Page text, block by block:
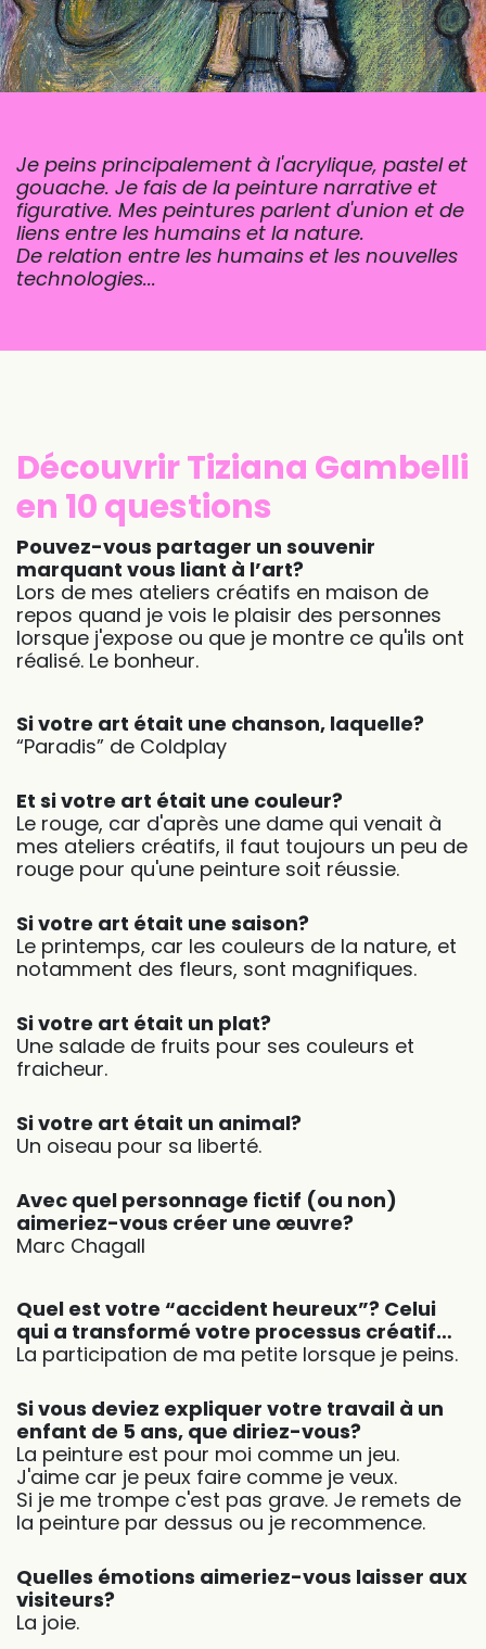
Je peins principalement à l'acrylique, pastel et
gouache. Je fais de la peinture narrative et
figurative. Mes peintures parlent d'union et de
liens entre les humains et la nature.
De relation entre les humains et les nouvelles
technologies...
Découvrir Tiziana Gambelli
en 10 questions
Pouvez-vous partager un souvenir
marquant vous liant à l’art?
Lors de mes ateliers créatifs en maison de
repos quand je vois le plaisir des personnes
lorsque j'expose ou que je montre ce qu'ils ont
réalisé. Le bonheur.
Si votre art était une chanson, laquelle?
“Paradis” de Coldplay
Et si votre art était une couleur?
Le rouge, car d'après une dame qui venait à
mes ateliers créatifs, il faut toujours un peu de
rouge pour qu'une peinture soit réussie.
Si votre art était une saison?
Le printemps, car les couleurs de la nature, et
notamment des fleurs, sont magnifiques.
Si votre art était un plat?
Une salade de fruits pour ses couleurs et
fraicheur.
Si votre art était un animal?
Un oiseau pour sa liberté.
Avec quel personnage fictif (ou non)
aimeriez-vous créer une œuvre?
Marc Chagall
Quel est votre “accident heureux”? Celui
qui a transformé votre processus créatif…
La participation de ma petite lorsque je peins.
Si vous deviez expliquer votre travail à un
enfant de 5 ans, que diriez-vous?
La peinture est pour moi comme un jeu.
J'aime car je peux faire comme je veux.
Si je me trompe c'est pas grave. Je remets de
la peinture par dessus ou je recommence.
Quelles émotions aimeriez-vous laisser aux
visiteurs?
La joie.